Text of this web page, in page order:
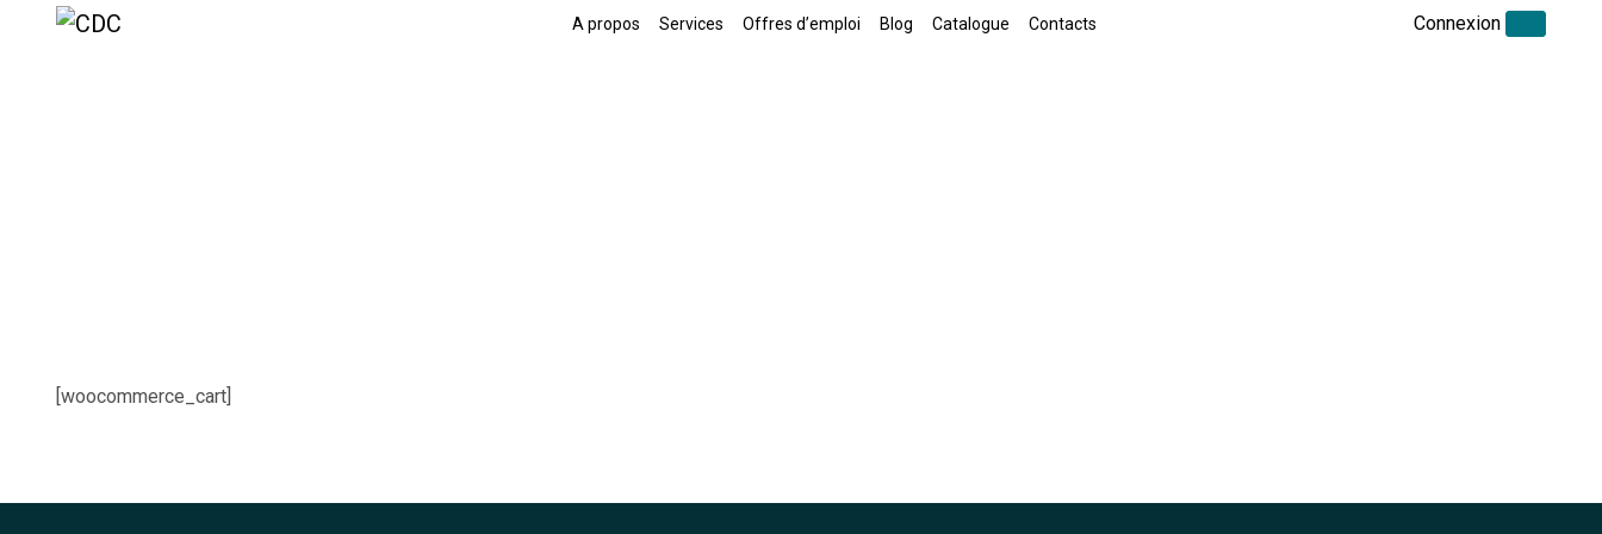
A propos Services Offres d’emploi Blog Catalogue Contacts Connexion
[woocommerce_cart]